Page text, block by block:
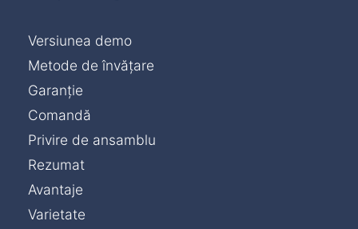
Versiunea demo
Metode de învățare
Garanție
Comandă
Privire de ansamblu
Rezumat
Avantaje
Varietate